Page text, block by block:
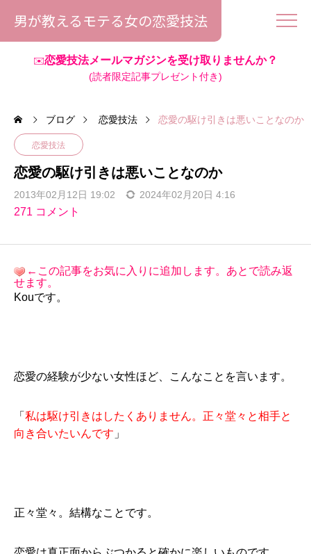
男が教えるモテる女の恋愛技法
✉️恋愛技法メールマガジンを受け取りませんか？
(読者限定記事プレゼント付き)
ブログ 恋愛技法 恋愛の駆け引きは悪いことなのか
恋愛技法
恋愛の駆け引きは悪いことなのか
2013年02月12日 19:02 2024年02月20日 4:16
271 コメント
←この記事をお気に入りに追加します。あとで読み返
せます。
Kouです。
恋愛の経験が少ない女性ほど、こんなことを言います。
「 私は駆け引きはしたくありません。正々堂々と相手と
向き合いたいんです 」
正々堂々。結構なことです。